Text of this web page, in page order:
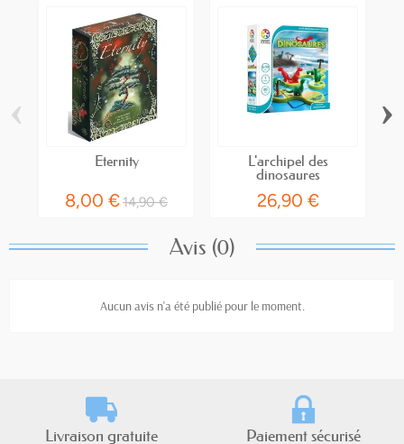
Eternity
8,00 €14,90 €
L'archipel des
dinosaures
26,90 €
‹ ›
Avis (0)
Aucun avis n'a été publié pour le moment.
Livraison gratuite Paiement sécurisé